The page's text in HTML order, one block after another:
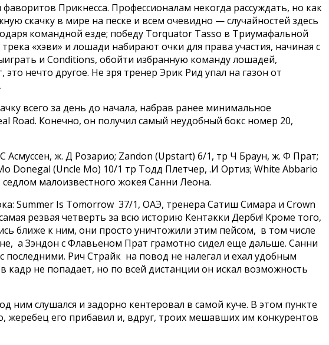
Прикнесса. Профессионалам некогда рассуждать, но как
скачку в мире на песке и всем очевидно — случайностей здесь
командной езде; победу Torquator Tasso в Триумафальной
«хэви» и лошади набирают очки для права участия, начиная с
и Conditions, обойти избранную команду лошадей,
нечто другое. Не зря тренер Эрик Рид упал на газон от
всего за день до начала, набрав ранее минимальное
Road. Конечно, он получил самый неудобный бокс номер 20,
ж. Д Розарио; Zandon (Upstart) 6/1, тр Ч Браун, ж. Ф Прат;
Donegal (Uncle Mo) 10/1 тр Тодд Плетчер, .И Ортиз; White Abbario
малоизвестного жокея Санни Леона.
Summer Is Tomorrow 37/1, ОАЭ, тренера Сатиш Симара и Crown
резвая четверть за всю историю Кентакки Дерби! Кроме того,
ближе к ним, они просто уничтожили этим пейсом, в том числе
а Зэндон с Флавьеном Прат грамотно сидел еще дальше. Санни
последними. Рич Страйк на повод не налегал и ехал удобным
не попадает, но по всей дистанции он искал возможность
слушался и задорно кентеровал в самой куче. В этом пункте
жеребец его прибавил и, вдруг, троих мешавших им конкурентов